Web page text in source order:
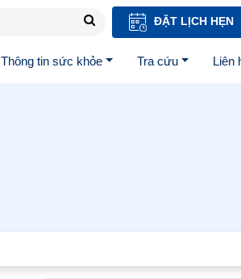
ĐẶT LỊCH HẸN
Thông tin sức khỏe Tra cứu Liên